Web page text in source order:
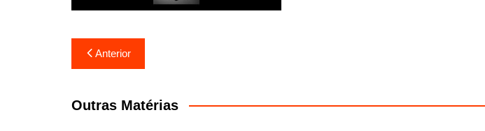
Navegação
de
Post
Anterior
Outras Matérias